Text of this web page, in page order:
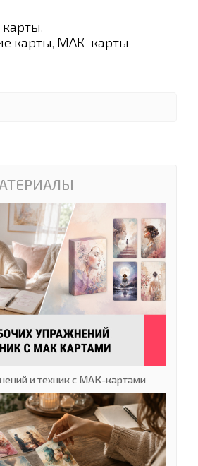
карты МАК-карты
и техник с МАК-картами